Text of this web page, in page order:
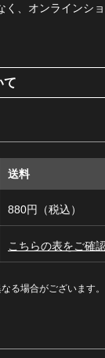
く、オンラインシ
て
送料
880円（税込）
こちらの表をご確
る場合がございます。